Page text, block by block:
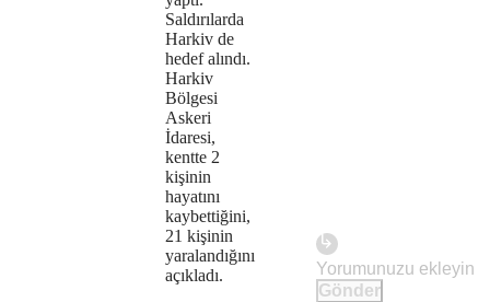
Saldırılarda
Harkiv de
hedef alındı.
Harkiv
Bölgesi
Askeri
İdaresi,
kentte 2
kişinin
hayatını
kaybettiğini,
21 kişinin
yaralandığını
açıkladı.
Gönder